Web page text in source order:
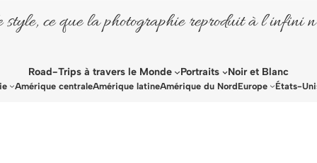
ce que la photographie reproduit à l’infini
Road-Trips à travers le Monde Portraits Noir et Blanc
Amérique centraleAmérique latineAmérique du NordEurope États-